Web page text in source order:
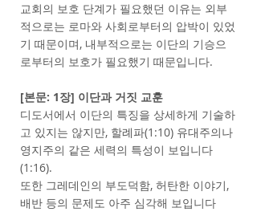
교회의 보호 단계가 필요했던 이유는 외부
적으로는 로마와 사회로부터의 압박이 있었
기 때문이며, 내부적으로는 이단의 기승으
로부터의 보호가 필요했기 때문입니다.
[본문: 1장] 이단과 거짓 교훈
디도서에서 이단의 특징을 상세하게 기술하
고 있지는 않지만, 할례파(1:10) 유대주의나
영지주의 같은 세력의 특성이 보입니다
(1:16).
또한 그레데인의 부도덕함, 허탄한 이야기,
배반 등의 문제도 아주 심각해 보입니다